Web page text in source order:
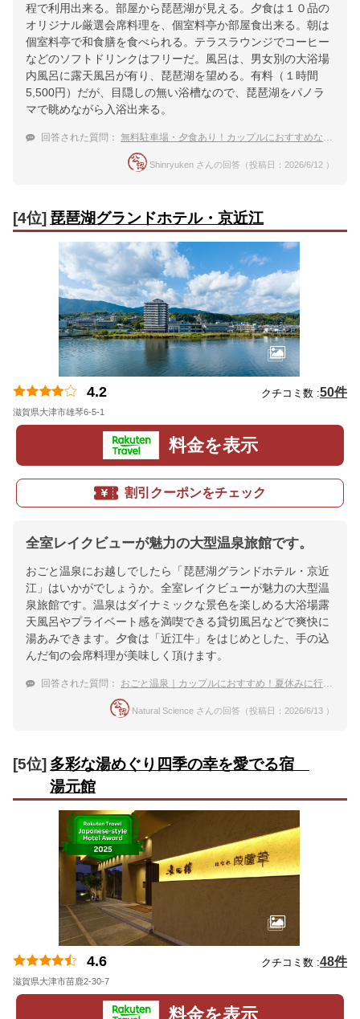
程で利用出来る。部屋から琵琶湖が見える。夕食は１０品の
オリジナル厳選会席料理を、個室料亭か部屋食出来る。朝は
個室料亭で和食膳を食べられる。テラスラウンジでコーヒー
などのソフトドリンクはフリーだ。風呂は、男女別の大浴場
内風呂に露天風呂が有り、琵琶湖を望める。有料（１時間
5,500円）だが、目隠しの無い浴槽なので、琵琶湖をパノラ
マで眺めながら入浴出来る。
回答された質問： 無料駐車場・夕食あり！カップルにおすすめな琵琶湖バレイから近い避暑地・おごと温泉の宿は？
Shinryuken さんの回答（投稿日：2026/6/12 ）
[4位] 琵琶湖グランドホテル・京近江
4.2 クチコミ数 :50件
滋賀県大津市雄琴6-5-1
料金を表示
割引クーポンをチェック
全室レイクビューが魅力の大型温泉旅館です。
おごと温泉にお越しでしたら「琵琶湖グランドホテル・京近
江」はいかがでしょうか。全室レイクビューが魅力の大型温
泉旅館です。温泉はダイナミックな景色を楽しめる大浴場露
天風呂やプライベート感を満喫できる貸切風呂などで爽快に
湯あみできます。夕食は「近江牛」をはじめとした、手の込
んだ旬の会席料理が美味しく頂けます。
回答された質問： おごと温泉｜カップルにおすすめ！夏休みに行くべき宿は？
Natural Science さんの回答（投稿日：2026/6/13 ）
[5位] 多彩な湯めぐり四季の幸を愛でる宿
湯元館
4.6 クチコミ数 :48件
滋賀県大津市苗鹿2-30-7
料金を表示